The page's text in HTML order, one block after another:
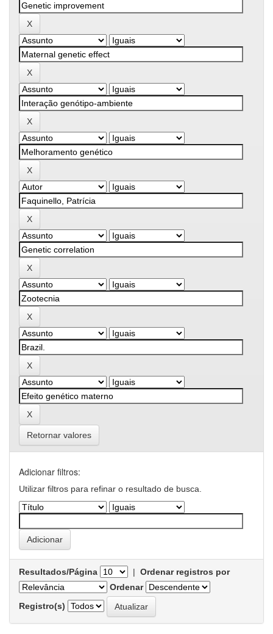
Retornar valores
Adicionar filtros:
Utilizar filtros para refinar o resultado de busca.
Resultados/Página | Ordenar registros por
Ordenar
Registro(s)